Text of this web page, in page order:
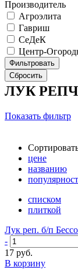
Производитель
Агроэлита
Гавриш
СеДеК
Центр-
ЛУК
Показать фильтр
цене
названию
списком
плиткой
Лук реп. б/п
-
17 руб.
В корзину